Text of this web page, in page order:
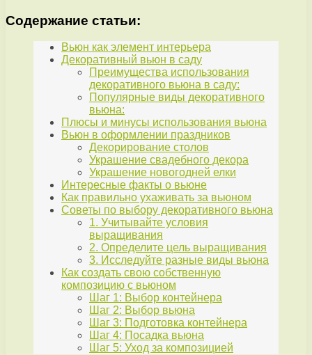
Содержание статьи:
Вьюн как элемент интерьера
Декоративный вьюн в саду
Преимущества использования
декоративного вьюна в саду:
Популярные виды декоративного
вьюна:
Плюсы и минусы использования вьюна
Вьюн в оформлении праздников
Декорирование столов
Украшение свадебного декора
Украшение новогодней елки
Интересные факты о вьюне
Как правильно ухаживать за вьюном
Советы по выбору декоративного вьюна
1. Учитывайте условия
выращивания
2. Определите цель выращивания
3. Исследуйте разные виды вьюна
Как создать свою собственную
композицию с вьюном
Шаг 1: Выбор контейнера
Шаг 2: Выбор вьюна
Шаг 3: Подготовка контейнера
Шаг 4: Посадка вьюна
Шаг 5: Уход за композицией